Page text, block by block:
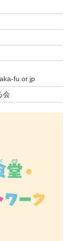
fu.or.jp
会